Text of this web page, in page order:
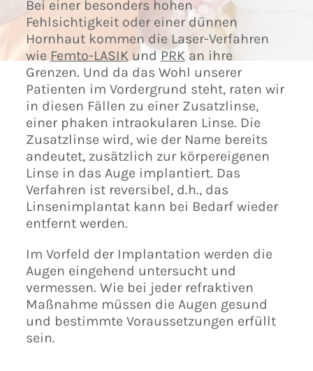
Bei einer besonders hohen
Fehlsichtigkeit oder einer dünnen
Hornhaut kommen die Laser-Verfahren
wie Femto-LASIKundPRKan ihre
Grenzen. Und da das Wohl unserer
Patienten im Vordergrund steht, raten wir
in diesen Fällen zu einer Zusatzlinse,
einer phaken intraokularen Linse. Die
Zusatzlinse wird, wie der Name bereits
andeutet, zusätzlich zur körpereigenen
Linse in das Auge implantiert. Das
Verfahren ist reversibel, d.h., das
Linsenimplantat kann bei Bedarf wieder
entfernt werden.
Im Vorfeld der Implantation werden die
Augen eingehend untersucht und
vermessen. Wie bei jeder refraktiven
Maßnahme müssen die Augen gesund
und bestimmte Voraussetzungen erfüllt
sein.